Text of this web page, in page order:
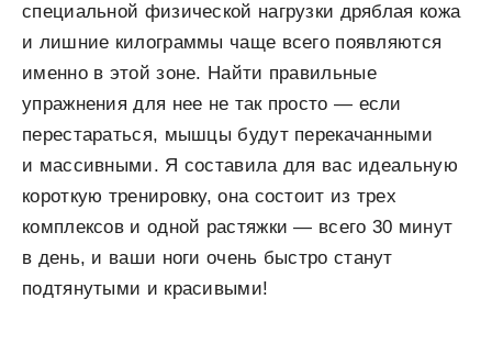
специальной физической нагрузки дряблая кожа
и лишние килограммы чаще всего появляются
именно в этой зоне. Найти правильные
упражнения для нее не так просто — если
перестараться, мышцы будут перекачанными
и массивными. Я составила для вас идеальную
короткую тренировку, она состоит из трех
комплексов и одной растяжки — всего 30 минут
в день, и ваши ноги очень быстро станут
подтянутыми и красивыми!